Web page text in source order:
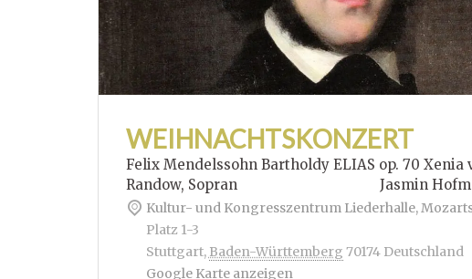
WEIHNACHTSKONZERT
Felix Mendelssohn Bartholdy ELIAS op. 70 Xenia
Randow, Sopran Jasmin
Kultur- und Kongresszentrum Liederhalle,
Platz 1-3
Stuttgart, Baden-Württemberg 70174 Deutschland
Google Karte anzeigen